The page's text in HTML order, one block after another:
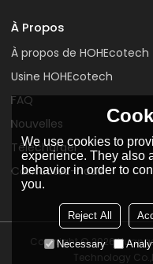
À Propos
À propos de HOHEcotech
Usine HOHEcotech
FAQ
Nouvelles
Télécharger
Contactez-nous
Copyright © 2026
Technology
We use cookies to
experience. They also
behavior in order to
you.
Reject All
Necessary